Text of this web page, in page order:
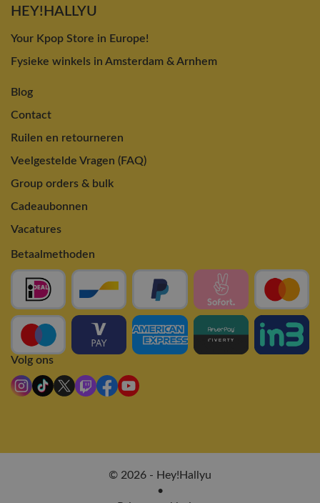
HEY!HALLYU
Your Kpop Store in Europe!
Fysieke winkels in Amsterdam & Arnhem
Blog
Contact
Ruilen en retourneren
Veelgestelde Vragen (FAQ)
Group orders & bulk
Cadeaubonnen
Vacatures
Betaalmethoden
Volg ons
© 2026 - Hey!Hallyu
•